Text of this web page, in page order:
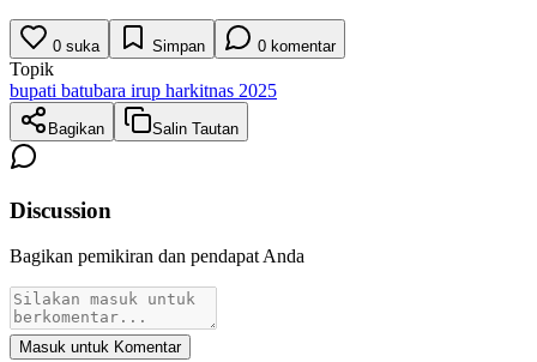
0 suka Simpan 0 komentar
Topik
bupati batubara irup harkitnas 2025
Bagikan Salin Tautan
Discussion
Bagikan pemikiran dan pendapat Anda
Masuk untuk Komentar